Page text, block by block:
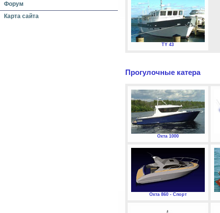
Форум
Карта сайта
TY 43
Прогулочные катера
Охта 1000
Охта 860 - Спорт